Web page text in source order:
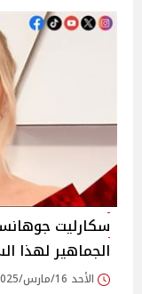
سكارليت
الجماهير لهذا
الأحد 16/مارس/2025 - 02:40 م